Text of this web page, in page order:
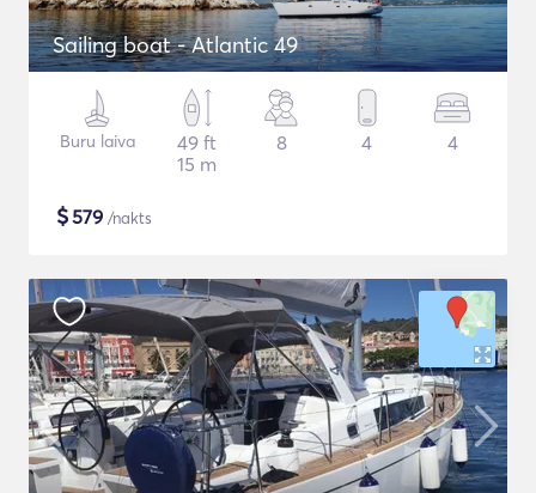
Sailing boat - Atlantic 49
Buru laiva
49 ft
15 m
8 4 4
$579 /nakts